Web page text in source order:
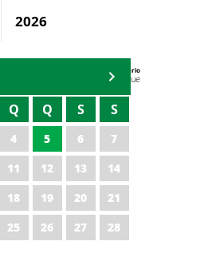
2026
Agenda do Secretário
Zezinho Albuquerque
Q Q S S
4 5 6
7
11 12 13
14
18 19 20
21
25 26 27
28